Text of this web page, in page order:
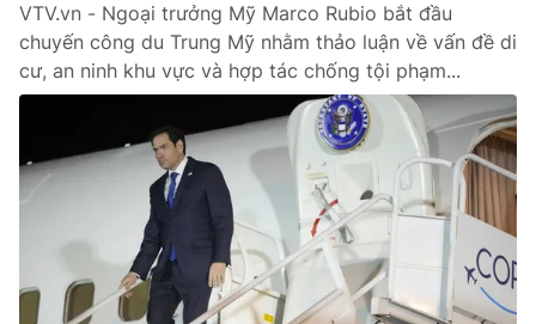
Xã hội
Pháp luật
Y tế
Thế giới
Tin tức
Kinh tế
VTV.vn - Ngoại trưởng Mỹ Marco Rubio bắt đầu
chuyến công du Trung Mỹ nhằm thảo luận về vấn đề di
cư, an ninh khu vực và hợp tác chống tội phạm...